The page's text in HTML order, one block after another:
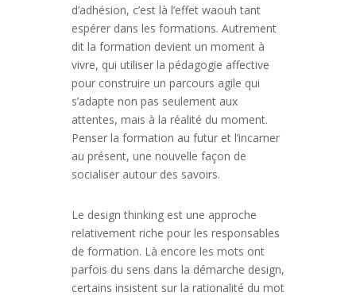
d’adhésion, c’est là l’effet waouh tant
espérer dans les formations. Autrement
dit la formation devient un moment à
vivre, qui utiliser la pédagogie affective
pour construire un parcours agile qui
s’adapte non pas seulement aux
attentes, mais à la réalité du moment.
Penser la formation au futur et l’incarner
au présent, une nouvelle façon de
socialiser autour des savoirs.
Le design thinking est une approche
relativement riche pour les responsables
de formation. Là encore les mots ont
parfois du sens dans la démarche design,
certains insistent sur la rationalité du mot